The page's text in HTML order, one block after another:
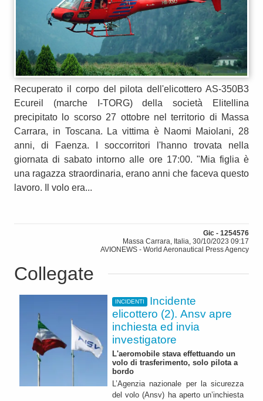
Recuperato il corpo del pilota dell'elicottero AS-350B3
Ecureil (marche I-TORG) della società Elitellina
precipitato lo scorso 27 ottobre nel territorio di Massa
Carrara, in Toscana. La vittima è Naomi Maiolani, 28
anni, di Faenza. I soccorritori l'hanno trovata nella
giornata di sabato intorno alle ore 17:00. "Mia figlia è
una ragazza straordinaria, erano anni che faceva questo
lavoro. Il volo era...
Gic - 1254576
Massa Carrara, Italia, 30/10/2023 09:17
AVIONEWS - World Aeronautical Press Agency
Collegate
INCIDENTI
Incidente
elicottero (2). Ansv apre
inchiesta ed invia
investigatore
L'aeromobile stava effettuando un
volo di trasferimento, solo pilota a
bordo
L’Agenzia nazionale per la sicurezza
del volo (Ansv) ha aperto un’inchiesta